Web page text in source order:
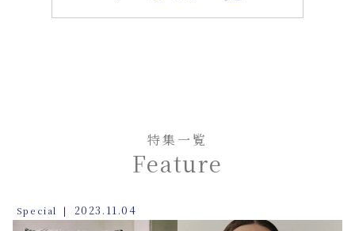
特集一覧
Feature
Special 2023.11.04